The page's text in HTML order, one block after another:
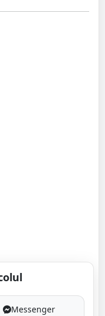
Messenger